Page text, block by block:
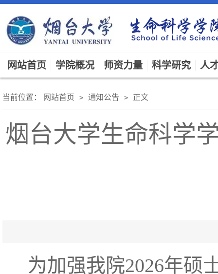
网站首页 学院概况 师资力量 科学研究 人
当前位置： 网站首页 > 通知公告 > 正文
烟台大学生命科学
为加强我院2026年硕